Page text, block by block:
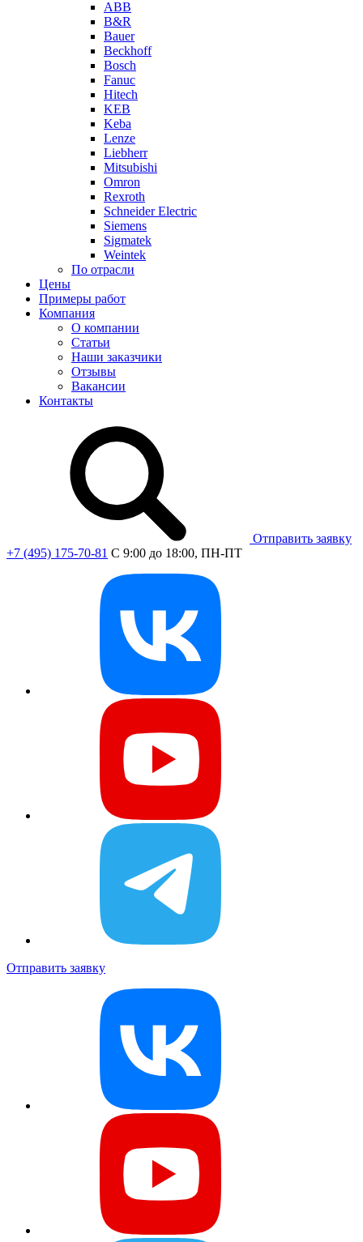
ABB
B&R
Bauer
Beckhoff
Bosch
Fanuc
Hitech
KEB
Keba
Lenze
Liebherr
Mitsubishi
Omron
Rexroth
Schneider Electric
Siemens
Sigmatek
Weintek
По отрасли
Цены
Примеры работ
Компания
О компании
Статьи
Наши заказчики
Отзывы
Вакансии
Контакты
Отправить заявку
+7 (495) 175-70-81 C 9:00 до 18:00, ПН-ПТ
Отправить заявку